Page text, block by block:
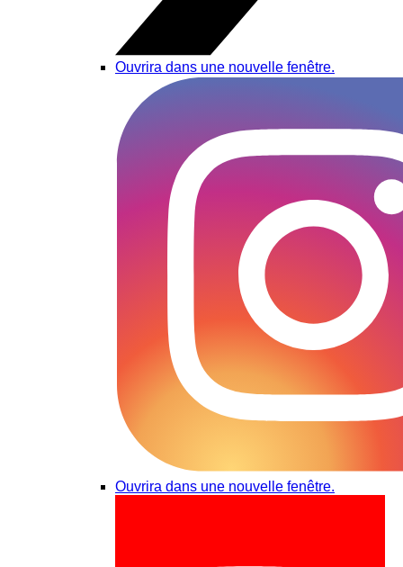
Ouvrira dans une nouvelle fenêtre.
Ouvrira dans une nouvelle fenêtre.